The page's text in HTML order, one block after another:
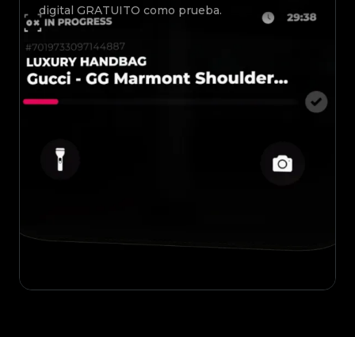
digital GRATUITO como prueba.